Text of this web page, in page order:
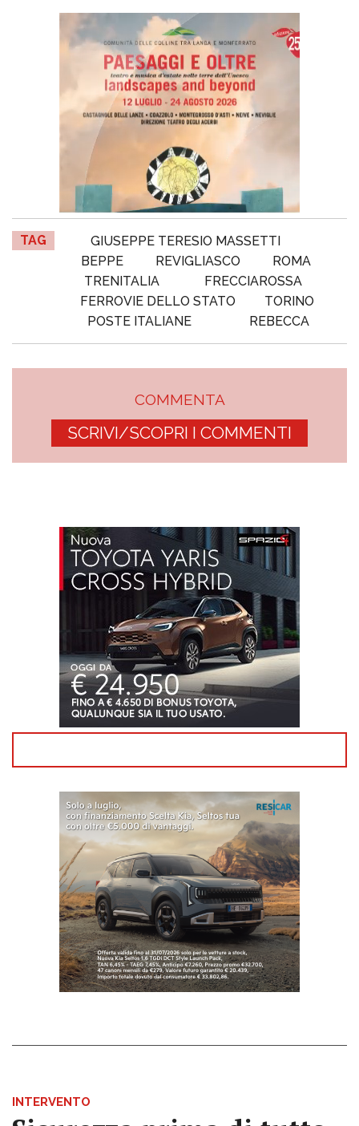
TAG
GIUSEPPE TERESIO MASSETTI
BEPPE
REVIGLIASCO
ROMA
TRENITALIA
FRECCIAROSSA
FERROVIE DELLO STATO
TORINO
POSTE ITALIANE
REBECCA
COMMENTA
SCRIVI/SCOPRI I COMMENTI
INTERVENTO